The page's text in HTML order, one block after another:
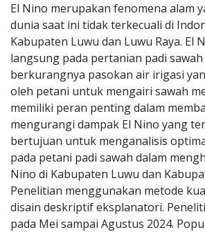
El Nino merupakan fenomena alam
dunia saat ini tidak terkecuali di
Kabupaten Luwu dan Luwu Raya. El
langsung pada pertanian padi
berkurangnya pasokan air irigasi
oleh petani untuk mengairi sawah
memiliki peran penting dalam
mengurangi dampak El Nino yang
bertujuan untuk menganalisis
pada petani padi sawah dalam
Nino di Kabupaten Luwu dan
Penelitian menggunakan metode
disain deskriptif eksplanatori.
pada Mei sampai Agustus 2024.